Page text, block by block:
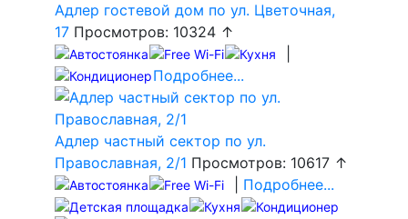
Адлер гостевой дом по ул. Цветочная,
17 Просмотров: 10324 ↑
Подробнее...
Адлер частный сектор по ул.
Православная, 2/1 Просмотров: 10617 ↑
Подробнее...